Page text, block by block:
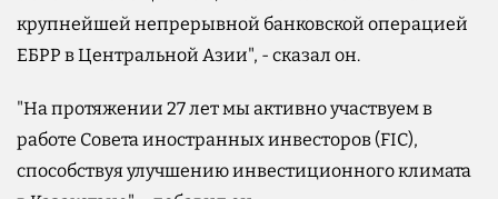
крупнейшей непрерывной банковской операцией
ЕБРР в Центральной Азии", - сказал он.
"На протяжении 27 лет мы активно участвуем в
работе Совета иностранных инвесторов (FIC),
способствуя улучшению инвестиционного климата